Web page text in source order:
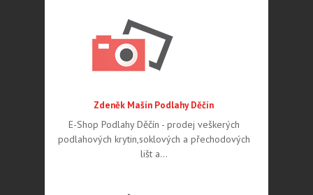
Zdeněk Mašín Podlahy Děčín
E-Shop Podlahy Děčín - prodej veškerých
podlahových krytin,soklových a přechodových
lišt a…